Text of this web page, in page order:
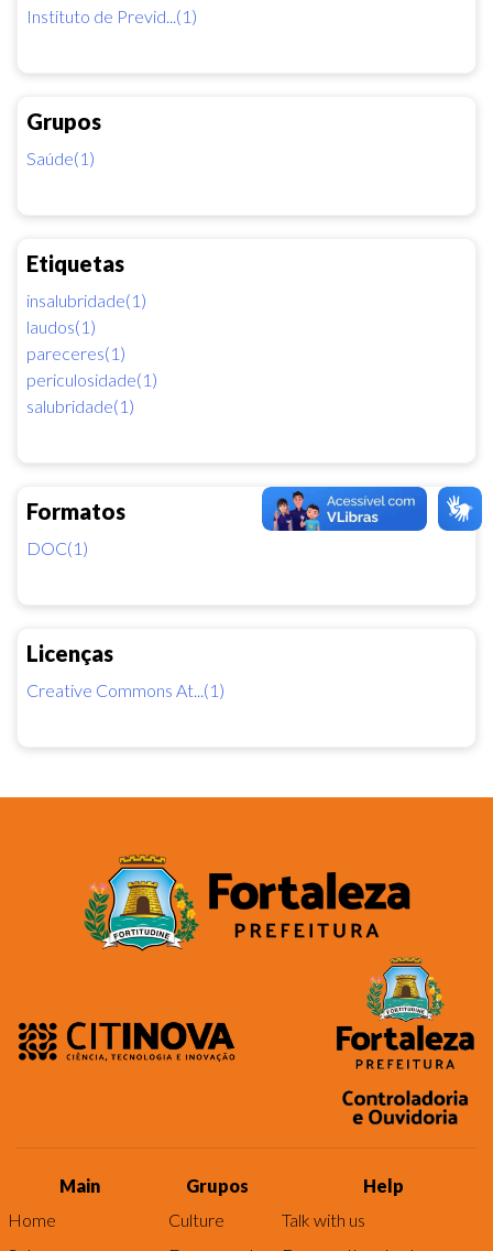
Instituto de Previd...(1)
Grupos
Saúde(1)
Etiquetas
insalubridade(1)
laudos(1)
pareceres(1)
periculosidade(1)
salubridade(1)
Formatos
DOC(1)
Licenças
Creative Commons At...(1)
Main
Home
Grupos
Culture
Help
Talk with us